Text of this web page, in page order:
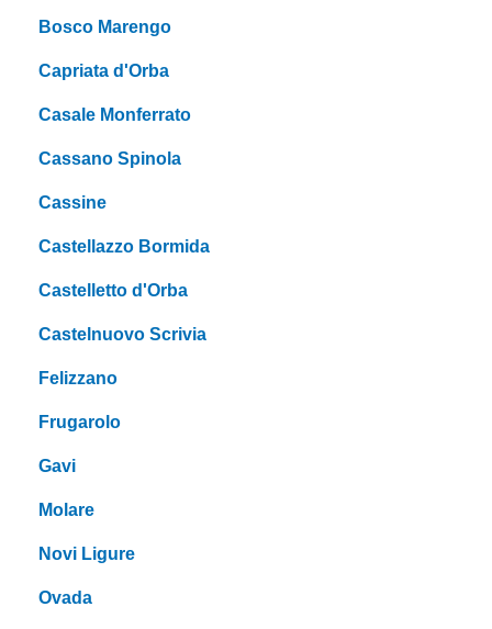
Bosco Marengo
Capriata d'Orba
Casale Monferrato
Cassano Spinola
Cassine
Castellazzo Bormida
Castelletto d'Orba
Castelnuovo Scrivia
Felizzano
Frugarolo
Gavi
Molare
Novi Ligure
Ovada